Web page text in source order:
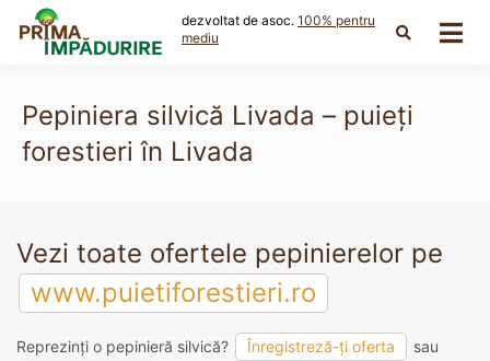
content
dezvoltat de asoc. 100% pentru
mediu
Pepiniera silvică Livada – puieți
forestieri în Livada
Vezi toate ofertele pepinierelor pe
www.puietiforestieri.ro
Reprezinți o pepinieră silvică? Înregistreză-ți oferta
sau